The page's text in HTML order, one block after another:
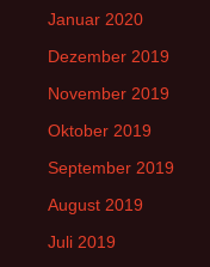
Januar 2020
Dezember 2019
November 2019
Oktober 2019
September 2019
August 2019
Juli 2019